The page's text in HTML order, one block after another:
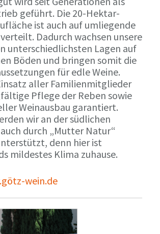
geführt. Die 20-Hektar-
ist auch auf umliegende
Dadurch wachsen unsere
unterschiedlichsten Lagen auf
Böden und bringen somit die
für edle Weine.
aller Familienmitglieder
Pflege der Reben sowie
Weinausbau garantiert.
wir an der südlichen
durch „Mutter Natur“
denn hier ist
mildestes Klima zuhause.
wein.de